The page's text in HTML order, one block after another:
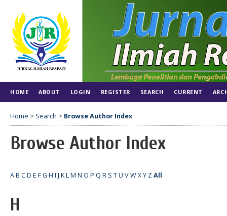
HOME ABOUT LOGIN REGISTER SEARCH CURRENT
Home > Search > Browse Author Index
Browse Author Index
AB CD E FG H I J KLM N O P Q R S TU VWXY ZAll
H